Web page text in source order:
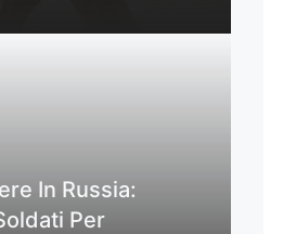
In Russia:
Per